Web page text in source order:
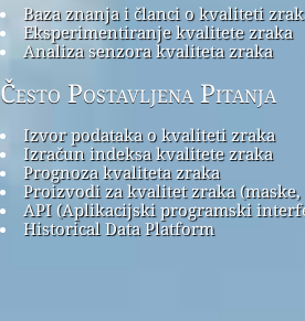
Baza znanja i članci o kvaliteti
Eksperimentiranje kvalitete zraka
Analiza senzora kvaliteta zraka
Često Postavljena Pitanja
Izvor podataka o kvaliteti zraka
Izračun indeksa kvalitete zraka
Prognoza kvaliteta zraka
Proizvodi za kvalitet zraka
API (Aplikacijski programski
Historical Data Platform